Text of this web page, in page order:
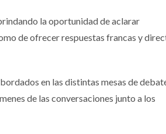
la oportunidad de aclarar
de ofrecer respuestas francas y
en las distintas mesas de
de las conversaciones junto a los